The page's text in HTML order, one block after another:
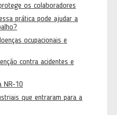
os colaboradores
prática pode ajudar a
ocupacionais e
contra acidentes e
NR-10
que entraram para a